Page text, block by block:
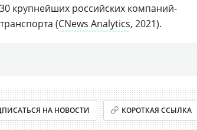
крупнейших российских компаний-
транспорта (CNews Analytics, 2021).
НА НОВОСТИ КОРОТКАЯ ССЫЛКА